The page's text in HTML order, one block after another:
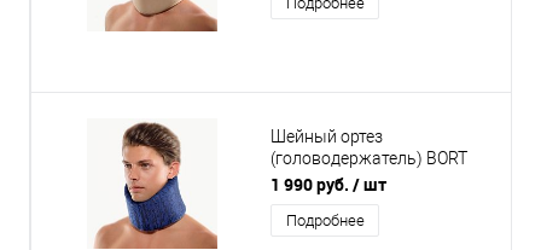
Шейный ортез
(головодержатель) BORT
для ношения днем и ночью
(Синий)
1 990 руб. / шт
Подробнее